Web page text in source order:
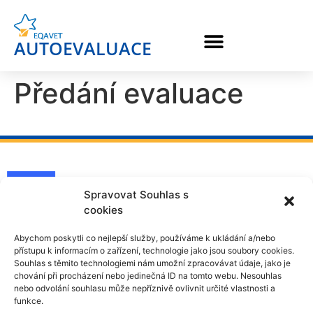
Spravovat Souhlas s
cookies
Abychom poskytli co nejlepší služby, používáme k ukládání a/nebo
přístupu k informacím o zařízení, technologie jako jsou soubory cookies.
Souhlas s těmito technologiemi nám umožní zpracovávat údaje, jako je
chování při procházení nebo jedinečná ID na tomto webu. Nesouhlas
nebo odvolání souhlasu může nepříznivě ovlivnit určité vlastnosti a
funkce.
AUTOEVALUACE
Předání evaluace